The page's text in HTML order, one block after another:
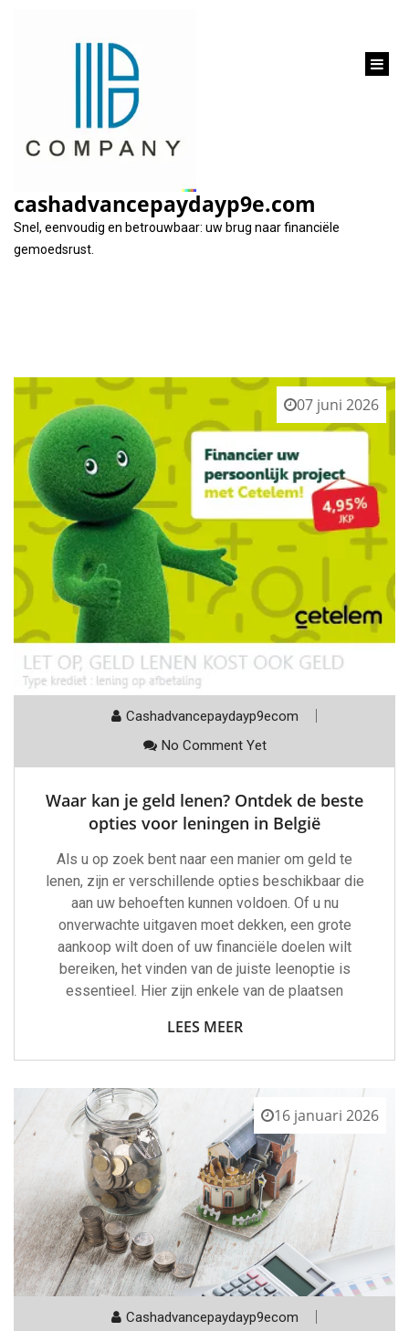
cashadvancepaydayp9e.com
Snel, eenvoudig en betrouwbaar: uw brug naar financiële
gemoedsrust.
Categorie:
07 juni 2026
Cashadvancepaydayp9ecom
No Comment Yet
Waar kan je geld lenen? Ontdek de beste
opties voor leningen in België
Als u op zoek bent naar een manier om geld te
lenen, zijn er verschillende opties beschikbaar die
aan uw behoeften kunnen voldoen. Of u nu
onverwachte uitgaven moet dekken, een grote
aankoop wilt doen of uw financiële doelen wilt
bereiken, het vinden van de juiste leenoptie is
essentieel. Hier zijn enkele van de plaatsen
LEES MEER
16 januari 2026
Cashadvancepaydayp9ecom